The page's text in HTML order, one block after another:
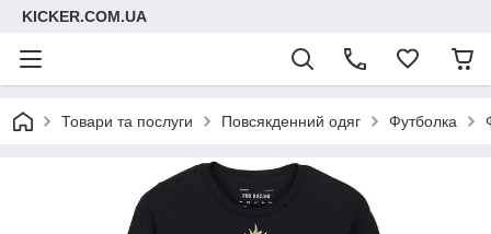
KICKER.COM.UA
Товари та послуги Повсякденний одяг Футболка